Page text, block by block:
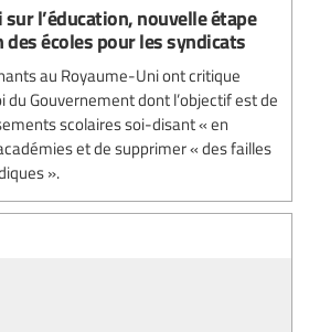
l’éducation, nouvelle étape
écoles pour les syndicats
au Royaume-Uni ont critique
du Gouvernement dont l’objectif est de
scolaires soi-disant « en
et de supprimer « des failles
».